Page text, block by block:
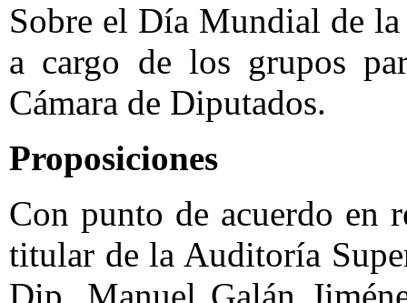
Sobre el Día Mundial de
a cargo de los grupos
Cámara de Diputados.
Proposiciones
Con punto de acuerdo en
titular de la Auditoría